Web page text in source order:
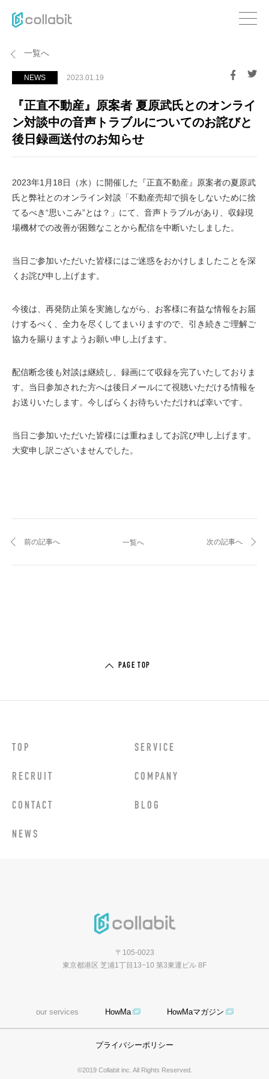
一覧へ
NEWS 2023.01.19
『正直不動産』原案者 夏原武氏とのオンライ
ン対談中の音声トラブルについてのお詫びと
後日録画送付のお知らせ
2023年1月18日（水）に開催した『正直不動産』原案者の夏原武
氏と弊社とのオンライン対談「不動産売却で損をしないために捨
てるべき“思いこみ”とは？」にて、音声トラブルがあり、収録現
場機材での改善が困難なことから配信を中断いたしました。
当日ご参加いただいた皆様にはご迷惑をおかけしましたことを深
くお詫び申し上げます。
今後は、再発防止策を実施しながら、お客様に有益な情報をお届
けするべく、全力を尽くしてまいりますので、引き続きご理解ご
協力を賜りますようお願い申し上げます。
配信断念後も対談は継続し、録画にて収録を完了いたしておりま
す。当日参加された方へは後日メールにて視聴いただける情報を
お送りいたします。今しばらくお待ちいただければ幸いです。
当日ご参加いただいた皆様には重ねましてお詫び申し上げます。
大変申し訳ございませんでした。
前の記事へ 一覧へ 次の記事へ
PAGE TOP
TOP SERVICE
RECRUIT COMPANY
CONTACT BLOG
NEWS
〒105-0023
東京都港区 芝浦1丁目13−10 第3東運ビル 8F
our services HowMa HowMaマガジン
プライバシーポリシー
©2019 Collabit inc. All Rights Reserved.